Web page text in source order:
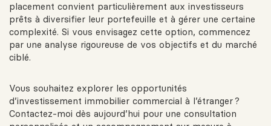
placement convient particulièrement aux investisseurs
prêts à diversifier leur portefeuille et à gérer une certaine
complexité. Si vous envisagez cette option, commencez
par une analyse rigoureuse de vos objectifs et du marché
ciblé.
Vous souhaitez explorer les opportunités
d’investissement immobilier commercial à l’étranger ?
Contactez-moi dès aujourd’hui pour une consultation